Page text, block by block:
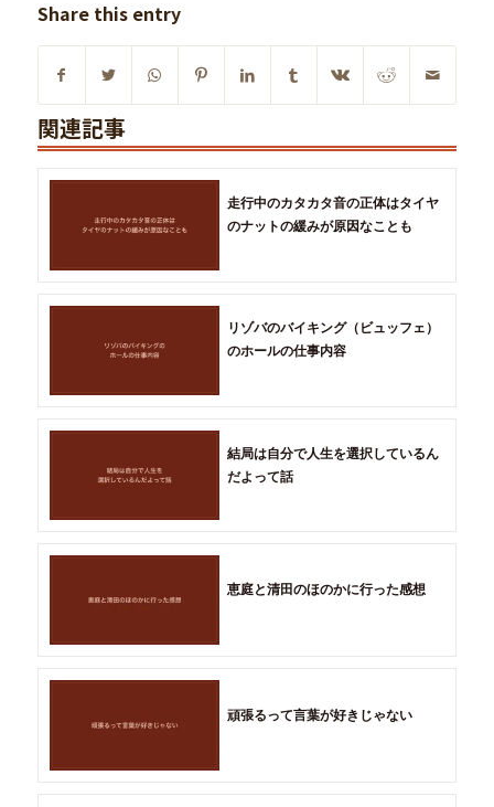
Share this entry
関連記事
走行中のカタカタ音の正体はタイヤ
のナットの緩みが原因なことも
リゾバのバイキング（ビュッフェ）
のホールの仕事内容
結局は自分で人生を選択しているん
だよって話
恵庭と清田のほのかに行った感想
頑張るって言葉が好きじゃない